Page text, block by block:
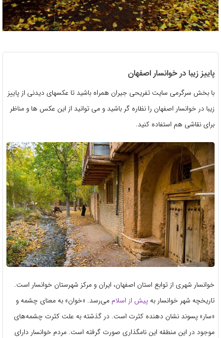
پاییز زیبا در خوانسار اصفهان
با بخش سرگرمی سایت تفریحی جیران همراه باشید تا عکسهای دیدنی از پاییز
زیبا در خوانسار اصفهان را نظاره گر باشید و می توانید از این عکس ها و مناظر
برای نقاشی هم استفاده کنید.
خوانسار شهری از توابع استان اصفهان، ایران و مرکز شهرستان خوانسار است.
تاریخچه شهر خوانسار به پیش از اسلام می‌رسد. «خوان» به معنای چشمه و
«سار» پسوند نشان دهنده کثرت است. در گذشته به علت کثرت چشمه‌های
موجود در این منطقه این نامگذاری صورت گرفته ‌است. مردم خوانسار دارای